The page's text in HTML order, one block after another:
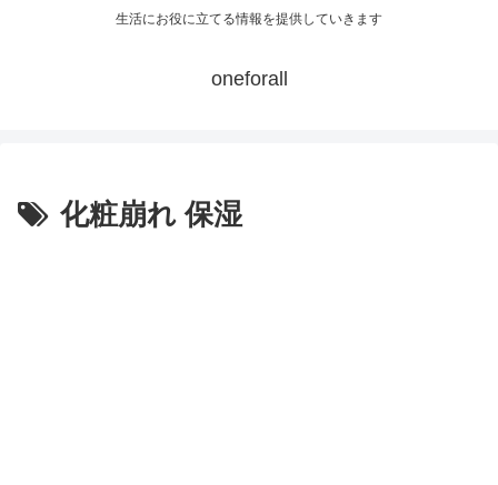
生活にお役に立てる情報を提供していきます
oneforall
化粧崩れ 保湿